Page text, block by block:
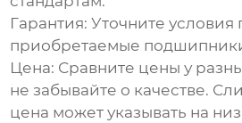
Гарантия: Уточните условия
приобретаемые
Цена: Сравните цены у
не забывайте о качестве.
цена может указывать на